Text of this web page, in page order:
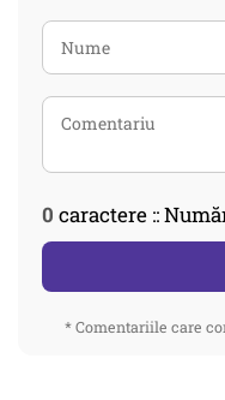
0 caractere ::
* Comentariile care